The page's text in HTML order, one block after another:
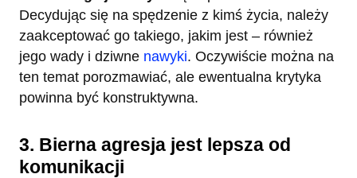
Decydując się na spędzenie z kimś życia, należy
zaakceptować go takiego, jakim jest – również
jego wady i dziwne nawyki. Oczywiście można na
ten temat porozmawiać, ale ewentualna krytyka
powinna być konstruktywna.
3. Bierna agresja jest lepsza od
komunikacji